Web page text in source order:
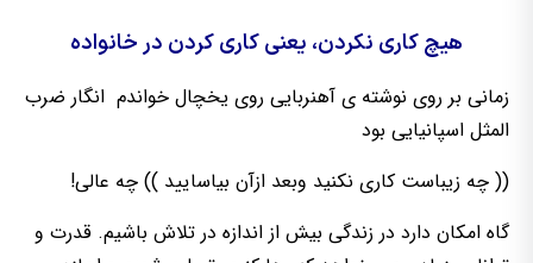
هیچ کاری نکردن، یعنی کاری کردن در خانواده
زمانی بر روی نوشته ی آهنربایی روی یخچال خواندم انگار ضرب
المثل اسپانیایی بود
(( چه زیباست کاری نکنید وبعد ازآن بیاسایید )) چه عالی!
گاه امکان دارد در زندگی بیش از اندازه در تلاش باشیم. قدرت و